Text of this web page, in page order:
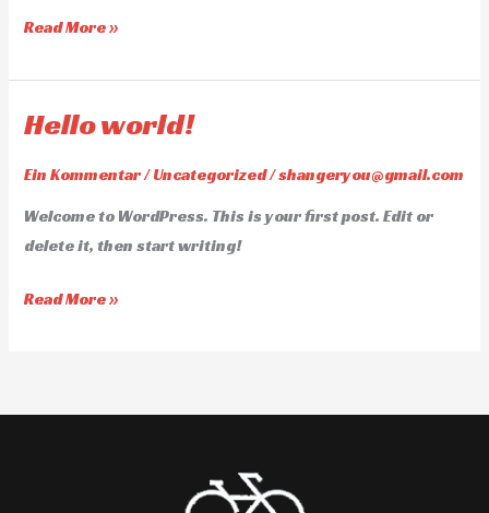
Read More »
Hello world!
Ein Kommentar/Uncategorized/shangeryou@gmail.com
Welcome to WordPress. This is your first post. Edit or
delete it, then start writing!
Hello
Read More »